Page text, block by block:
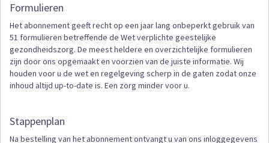
Formulieren
Het abonnement geeft recht op een jaar lang onbeperkt gebruik van
51 formulieren betreffende de Wet verplichte geestelijke
gezondheidszorg. De meest heldere en overzichtelijke formulieren
zijn door ons opgemaakt en voorzien van de juiste informatie. Wij
houden voor u de wet en regelgeving scherp in de gaten zodat onze
inhoud altijd up-to-date is. Een zorg minder voor u.
Stappenplan
Na bestelling van het abonnement ontvangt u van ons inloggegevens